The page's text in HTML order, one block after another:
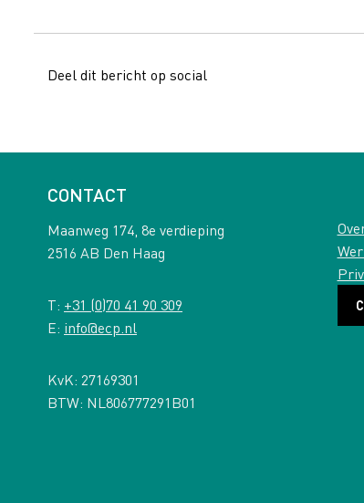
Deel dit bericht op social
CONTACT
Maanweg 174, 8e verdieping
2516 AB Den Haag
T: +31 (0)70 41 90 309
E: info@ecp.nl
KvK: 27169301
BTW: NL806777291B01